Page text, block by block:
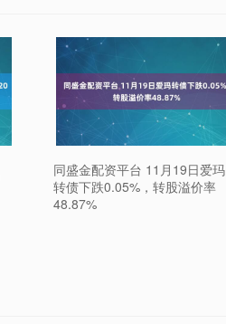
同盛金配资平台 11月19日爱玛
转债下跌0.05%，转股溢价率
48.87%